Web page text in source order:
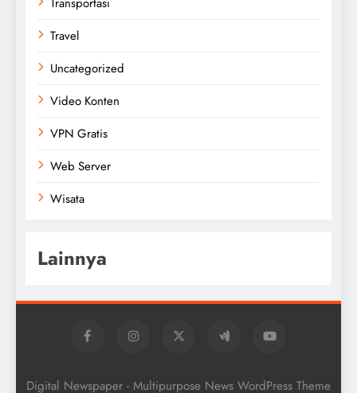
Travel
Uncategorized
Video Konten
VPN Gratis
Web Server
Wisata
Lainnya
Digital Newspaper - Multipurpose News WordPress Theme